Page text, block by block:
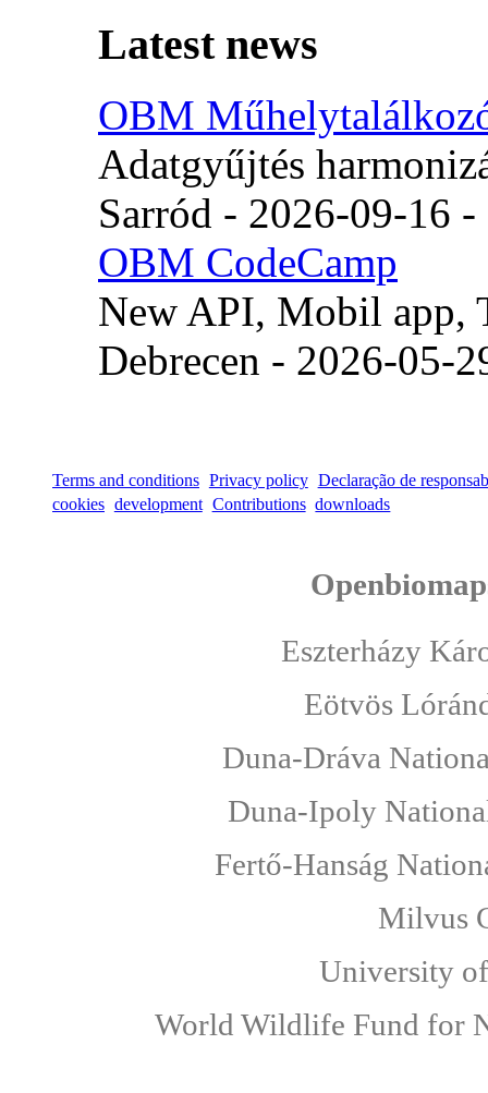
Latest news
OBM
Adatgyűjtés
Sarród - 2026-09-16
OBM CodeCamp
New API, Mobil app,
Debrecen - 2026-05-
Terms and conditions Privacy policy Declaração de
cookies development Contributions downloads
Eszterházy
Eötvös
Duna-Dráva
Duna-Ipoly
Fertő-Hanság
Milvus
University
World Wildlife Fund for